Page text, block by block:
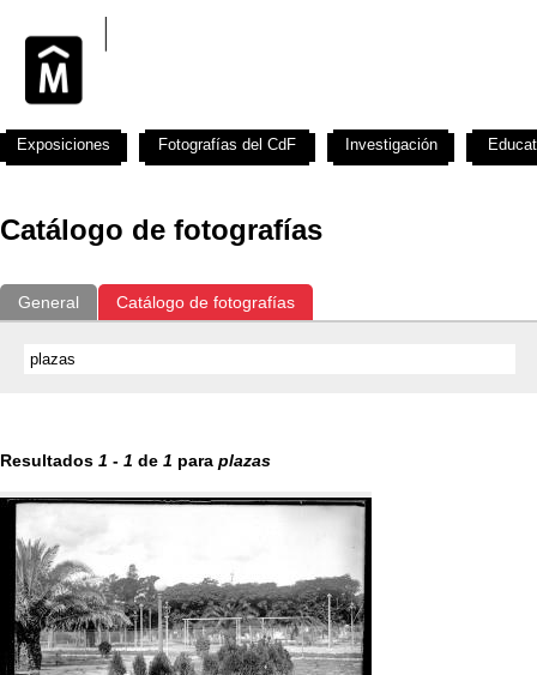
Catálogo de fotografías
General Catálogo de fotografías
Resultados 1 - 1 de 1 para plazas
Exposiciones Fotografías del CdF Investigación